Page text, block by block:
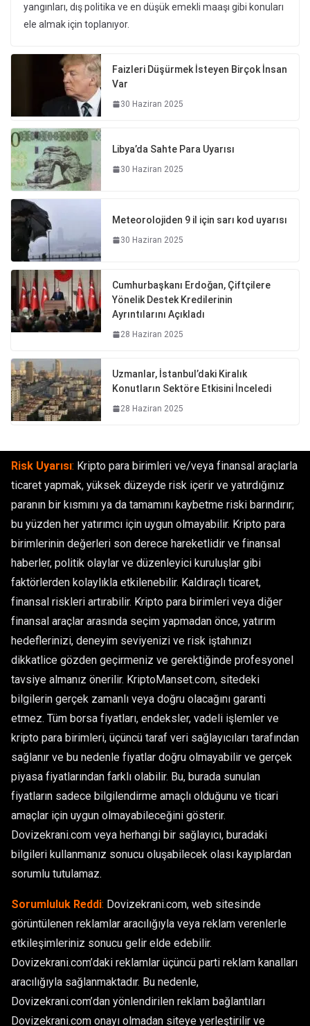
yangınları, dış politika ve en düşük emekli maaşı gibi konuları
ele almak için toplanıyor.
Faizleri Düşürmek İsteyen Birçok İnsan
Var
30 Haziran 2025
Libya’da Sahte Para Uyarısı
30 Haziran 2025
Meteorolojiden 9 il için sarı kod uyarısı
30 Haziran 2025
Cumhurbaşkanı Erdoğan, Çiftçilere
Yönelik Destek Kredilerinin
Ayrıntılarını Açıkladı
28 Haziran 2025
Uzmanlar, İstanbul’daki Kiralık
Konutların Sektöre Etkisini İnceledi
28 Haziran 2025
Risk Uyarısı: Kripto para birimleri ve/veya finansal araçlarla
ticaret yapmak, yüksek düzeyde risk içerir ve yatırdığınız
paranın bir kısmını ya da tamamını kaybetme riski barındırır;
bu yüzden her yatırımcı için uygun olmayabilir. Kripto para
birimlerinin değerleri son derece hareketlidir ve finansal
haberler, politik olaylar ve düzenleyici kuruluşlar gibi
faktörlerden kolaylıkla etkilenebilir. Kaldıraçlı ticaret,
finansal riskleri artırabilir. Kripto para birimleri veya diğer
finansal araçlar arasında seçim yapmadan önce, yatırım
hedeflerinizi, deneyim seviyenizi ve risk iştahınızı
dikkatlice gözden geçirmeniz ve gerektiğinde profesyonel
tavsiye almanız önerilir. KriptoManset.com, sitedeki
bilgilerin gerçek zamanlı veya doğru olacağını garanti
etmez. Tüm borsa fiyatları, endeksler, vadeli işlemler ve
kripto para birimleri, üçüncü taraf veri sağlayıcıları tarafından
sağlanır ve bu nedenle fiyatlar doğru olmayabilir ve gerçek
piyasa fiyatlarından farklı olabilir. Bu, burada sunulan
fiyatların sadece bilgilendirme amaçlı olduğunu ve ticari
amaçlar için uygun olmayabileceğini gösterir.
Dovizekrani.com veya herhangi bir sağlayıcı, buradaki
bilgileri kullanmanız sonucu oluşabilecek olası kayıplardan
sorumlu tutulamaz.
Sorumluluk Reddi: Dovizekrani.com, web sitesinde
görüntülenen reklamlar aracılığıyla veya reklam verenlerle
etkileşimleriniz sonucu gelir elde edebilir.
Dovizekrani.com’daki reklamlar üçüncü parti reklam kanalları
aracılığıyla sağlanmaktadır. Bu nedenle,
Dovizekrani.com’dan yönlendirilen reklam bağlantıları
Dovizekrani.com onayı olmadan siteye yerleştirilir ve